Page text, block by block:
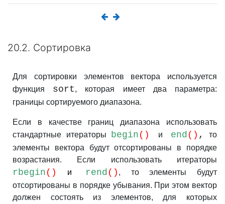
20.2. Сортировка
Для сортировки элементов вектора используется
функция sort, которая имеет два параметра:
границы сортируемого диапазона.
Если в качестве границ диапазона использовать
стандартные итераторы
begin () и end () ,
то
элементы вектора будут отсортированы в порядке
возрастания. Если использовать итераторы
rbegin () и rend () , то элементы будут
отсортированы в порядке убывания. При этом вектор
должен состоять из элементов, для которых